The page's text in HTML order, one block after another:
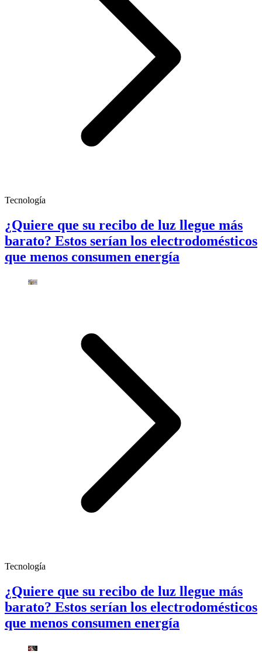
Tecnología
¿Quiere que su recibo de luz llegue más
barato? Estos serían los electrodomésticos
que menos consumen energía
Tecnología
¿Quiere que su recibo de luz llegue más
barato? Estos serían los electrodomésticos
que menos consumen energía